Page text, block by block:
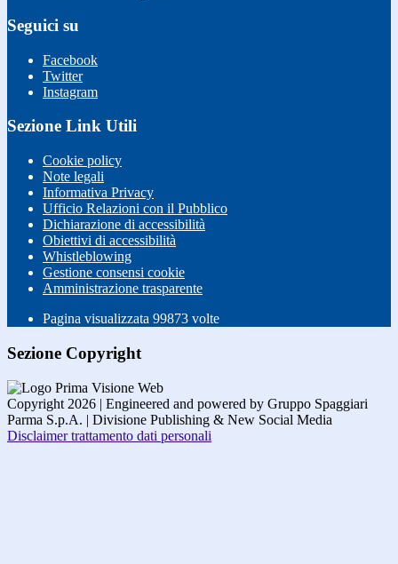
Seguici su
Facebook
Twitter
Instagram
Sezione Link Utili
Cookie policy
Note legali
Informativa Privacy
Ufficio Relazioni con il Pubblico
Dichiarazione di accessibilità
Obiettivi di accessibilità
Whistleblowing
Gestione consensi cookie
Amministrazione trasparente
Pagina visualizzata 99873 volte
Sezione Copyright
Copyright 2026 | Engineered and powered by Gruppo Spaggiari
Parma S.p.A. | Divisione Publishing & New Social Media
Disclaimer trattamento dati personali